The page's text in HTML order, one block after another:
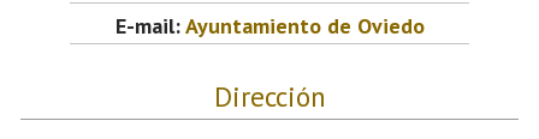
E-mail:Ayuntamiento de Oviedo
Dirección